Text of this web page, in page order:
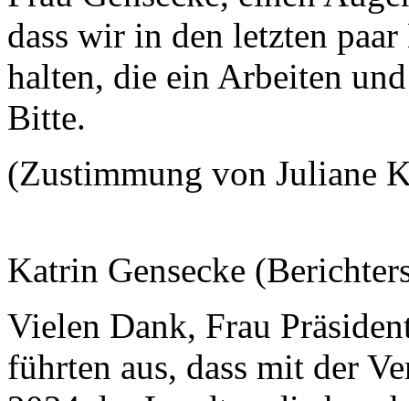
dass wir in den letzten
halten, die ein Arbeiten
Bitte.
(Zustimmung von Juliane
Katrin Gensecke
Vielen Dank, Frau
führten aus, dass mit der